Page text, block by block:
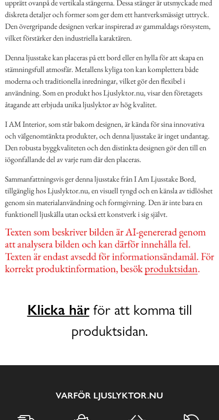
upprätt ovanpå de vertikala stängerna. Dessa stänger är utsmyckade med
diskreta detaljer och former som ger dem ett hantverksmässigt uttryck.
Den övergripande designen verkar inspirerad av gammaldags rörsystem,
vilket förstärker den industriella karaktären.
Denna ljusstake kan placeras på ett bord eller en hylla för att skapa en
stämningsfull atmosfär. Metallens kyliga ton kan komplettera både
moderna och traditionella inredningar, vilket gör den flexibel i
användning. Som en produkt hos Ljuslyktor.nu, visar den företagets
åtagande att erbjuda unika ljuslyktor av hög kvalitet.
I AM Interior, som står bakom designen, är kända för sina innovativa
och välgenomtänkta produkter, och denna ljusstake är inget undantag.
Den robusta byggkvaliteten och den distinkta designen gör den till en
iögonfallande del av varje rum där den placeras.
Sammanfattningsvis ger denna ljusstake från I Am Ljusstake Bord,
tillgänglig hos Ljuslyktor.nu, en visuell tyngd och en känsla av tidlöshet
genom sin materialanvändning och formgivning. Den är inte bara en
funktionell ljuskälla utan också ett konstverk i sig självt.
Klicka härför att komma till
produktsidan.
VARFÖR LJUSLYKTOR.NU